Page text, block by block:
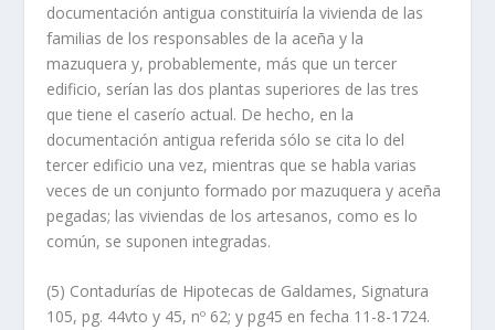
documentación antigua constituirí­a la vivienda de las
familias de los responsables de la aceña y la
mazuquera y, probablemente, más que un tercer
edificio, serí­an las dos plantas superiores de las tres
que tiene el caserí­o actual. De hecho, en la
documentación antigua referida sólo se cita lo del
tercer edificio una vez, mientras que se habla varias
veces de un conjunto formado por mazuquera y aceña
pegadas; las viviendas de los artesanos, como es lo
común, se suponen integradas.
(5) Contadurí­as de Hipotecas de Galdames, Signatura
105, pg. 44vto y 45, nº 62; y pg45 en fecha 11-8-1724.